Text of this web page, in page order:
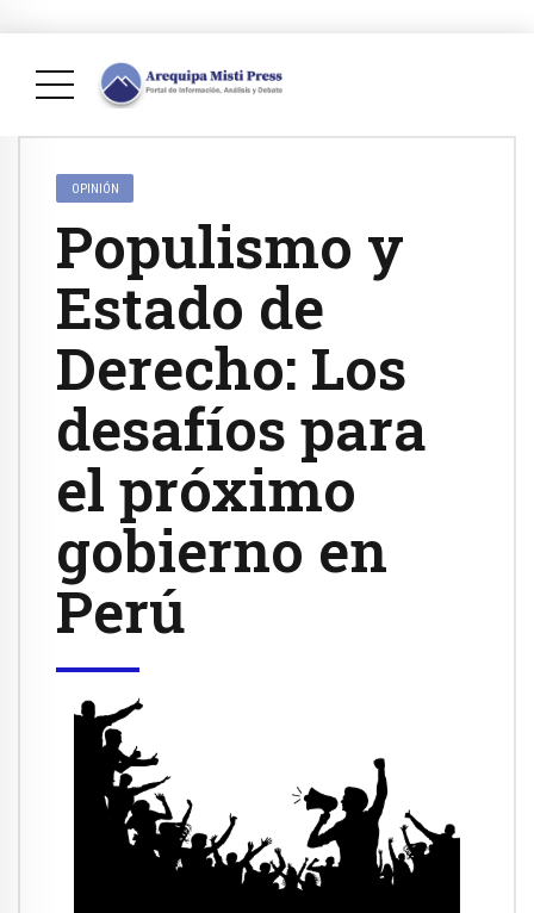
OPINIÓN
Populismo y
Estado de
Derecho: Los
desafíos para
el próximo
gobierno en
Perú